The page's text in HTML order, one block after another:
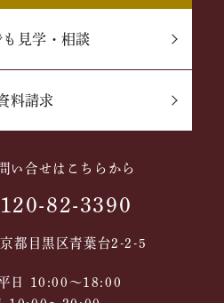
も見学・相談
料請求
い合せはこちらから
82-3390
都目黒区青葉台2-2-5
日 10:00～18:00